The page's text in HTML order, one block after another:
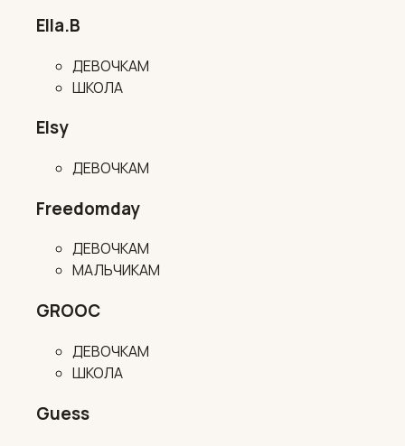
Ella.B
ДЕВОЧКАМ
ШКОЛА
Elsy
ДЕВОЧКАМ
Freedomday
ДЕВОЧКАМ
МАЛЬЧИКАМ
GROOC
ДЕВОЧКАМ
ШКОЛА
Guess